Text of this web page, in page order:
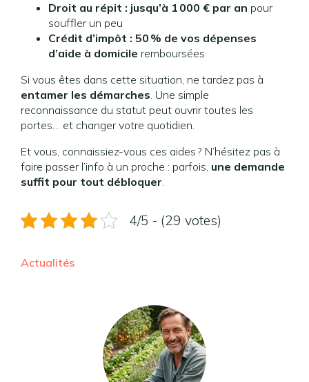
Droit au répit : jusqu’à 1 000 € par an pour
souffler un peu
Crédit d’impôt : 50 % de vos dépenses
d’aide à domicile remboursées
Si vous êtes dans cette situation, ne tardez pas à
entamer les démarches. Une simple
reconnaissance du statut peut ouvrir toutes les
portes… et changer votre quotidien.
Et vous, connaissiez-vous ces aides ? N’hésitez pas à
faire passer l’info à un proche : parfois, une demande
suffit pour tout débloquer.
4/5 - (29 votes)
Actualités